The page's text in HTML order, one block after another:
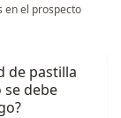
en el prospecto
de pastilla
debe